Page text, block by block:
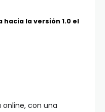
con una
hacia la versión 1.0 el